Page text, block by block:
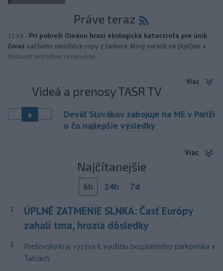
Práve teraz
21:58 - Pri pobreží Ománu hrozí ekologická katastrofa pre únik
čoraz väčšieho množstva ropy z tankera, ktorý narazil na plytčinu v
blízkosti prírodnej rezervácie.
Viac
Videá a prenosy TASR TV
Deväť Slovákov zabojuje na ME v Paríži
o čo najlepšie výsledky
Viac
Najčítanejšie
6h 24h 7d
1
ÚPLNÉ ZATMENIE SLNKA: Časť Európy
zahalí tma, hrozia dôsledky
2
Prešovský kraj vyzýva k využitiu bezplatného parkoviska v
Tatrách